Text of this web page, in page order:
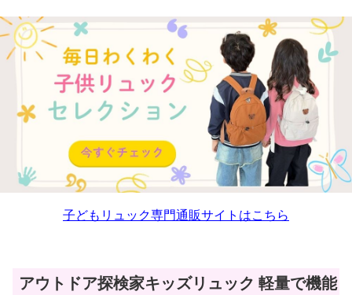
子どもリュック専門通販サイトはこちら
アウトドア探検家キッズリュック 軽量で機能